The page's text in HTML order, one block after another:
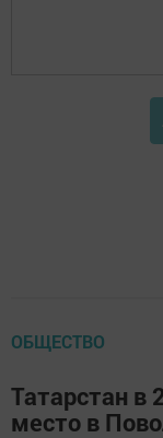
ОБЩЕСТВО
Татарстан в
место в